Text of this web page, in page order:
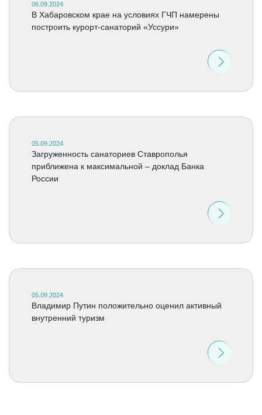
06.09.2024
В Хабаровском крае на условиях ГЧП намерены
построить курорт-санаторий «Уссури»
05.09.2024
Загруженность санаториев Ставрополья
приближена к максимальной – доклад Банка
России
05.09.2024
Владимир Путин положительно оценил активный
внутренний туризм